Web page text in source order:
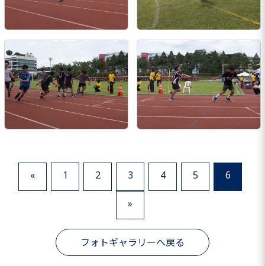
« 1 2 3 4 5 6
»
フォトギャラリーへ戻る